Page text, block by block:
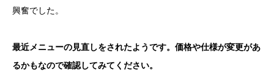
興奮でした。
最近メニューの見直しをされたようです。価格や仕様が変更があ
るかもなので確認してみてください。